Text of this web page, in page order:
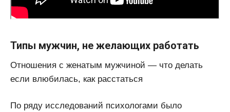
Типы мужчин, не желающих работать
Отношения с женатым мужчиной — что делать
если влюбилась, как расстаться
По ряду исследований психологами было